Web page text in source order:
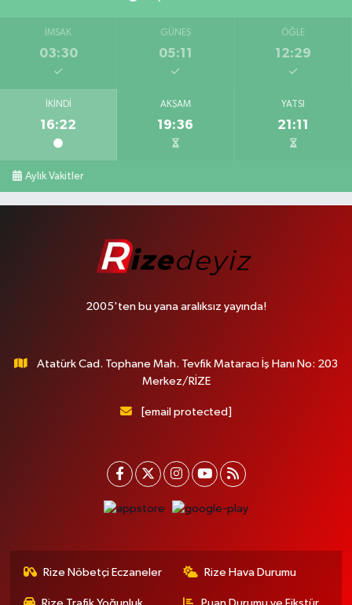
İMSAK
03:30
GÜNEŞ
05:11
ÖĞLE
12:29
İKINDI
16:22
AKŞAM
19:36
YATSI
21:11
Aylık Vakitler
2005'ten bu yana aralıksız yayında!
Atatürk Cad. Tophane Mah. Tevfik Mataracı İş Hanı No: 203
Merkez/RİZE
[email protected]
Rize Nöbetçi Eczaneler Rize Hava Durumu